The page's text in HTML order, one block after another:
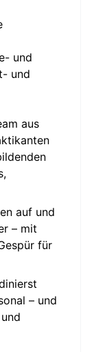
und
und
aus
auf und
– mit
für
– und